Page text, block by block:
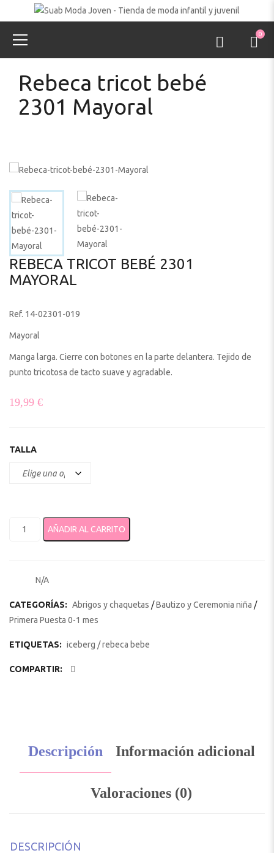
0
Rebeca tricot bebé
2301 Mayoral
REBECA TRICOT BEBÉ 2301
MAYORAL
Ref. 14-02301-019
Mayoral
Manga larga. Cierre con botones en la parte delantera. Tejido de
punto tricotosa de tacto suave y agradable.
19,99 €
TALLA
Rebeca tricot bebé 2301 Mayoral cantidad
AÑADIR AL CARRITO
N/A
CATEGORÍAS: Abrigos y chaquetas /Bautizo y Ceremonia niña /
Primera Puesta 0-1 mes
ETIQUETAS: iceberg /rebeca bebe
COMPARTIR:
Descripción Información adicional
Valoraciones (0)
DESCRIPCIÓN